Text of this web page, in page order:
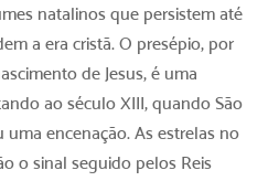
natalinos que persistem até
a era cristã. O presépio, por
de Jesus, é uma
ao século XIII, quando São
uma encenação. As estrelas no
o sinal seguido pelos Reis